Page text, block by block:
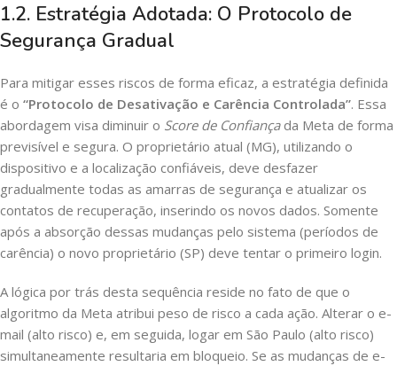
1.2. Estratégia Adotada: O Protocolo de
Segurança Gradual
Para mitigar esses riscos de forma eficaz, a estratégia definida
é o “Protocolo de Desativação e Carência Controlada”. Essa
abordagem visa diminuir o Score de Confiançada Meta de forma
previsível e segura. O proprietário atual (MG), utilizando o
dispositivo e a localização confiáveis, deve desfazer
gradualmente todas as amarras de segurança e atualizar os
contatos de recuperação, inserindo os novos dados. Somente
após a absorção dessas mudanças pelo sistema (períodos de
carência) o novo proprietário (SP) deve tentar o primeiro login.
A lógica por trás desta sequência reside no fato de que o
algoritmo da Meta atribui peso de risco a cada ação. Alterar o e-
mail (alto risco) e, em seguida, logar em São Paulo (alto risco)
simultaneamente resultaria em bloqueio. Se as mudanças de e-